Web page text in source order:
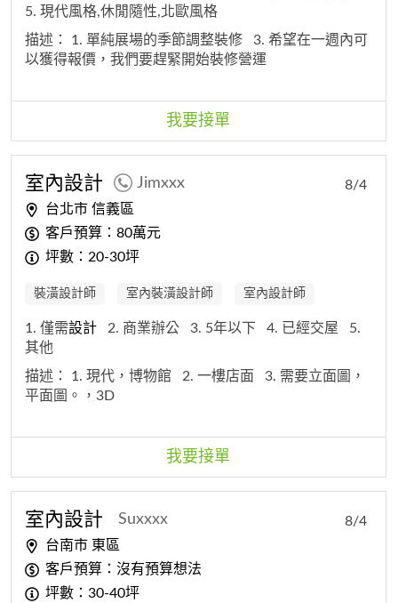
5. 現代風格,休閒隨性,北歐風格
描述： 1. 單純展場的季節調整裝修
3. 希望在一週內可
以獲得報價，我們要趕緊開始裝修營運
我要接單
室內設計 Jimxxx
台北市 信義區
客戶預算：80萬元
坪數：20-30坪
8/4
裝潢設計師 室內裝潢設計師 室內設計師
1. 僅需設計 2. 商業辦公 3. 5年以下 4. 已經交屋
5.
其他
描述： 1. 現代，博物館 2. 一樓店面
3. 需要立面圖，
平面圖。，3D
我要接單
室內設計 Suxxxx
台南市 東區
客戶預算：沒有預算想法
坪數：30-40坪
8/4